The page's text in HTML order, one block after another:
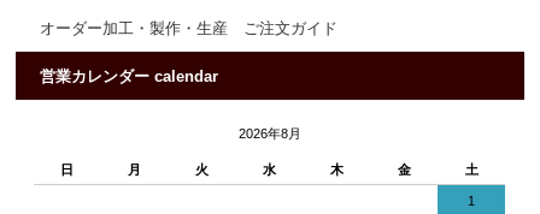
オーダー加工・製作・生産 ご注文ガイド
営業カレンダー calendar
2026年8月
日 月 火 水 木 金 土
1